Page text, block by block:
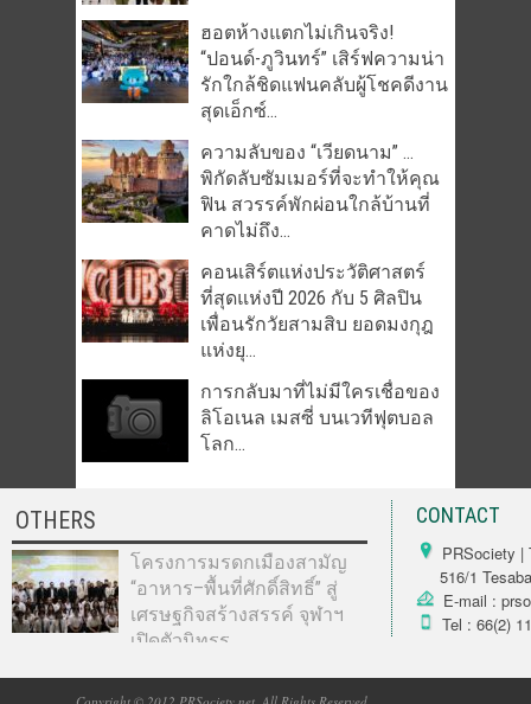
ฮอตห้างแตกไม่เกินจริง!
“ปอนด์-ภูวินทร์” เสิร์ฟความน่า
รักใกล้ชิดแฟนคลับผู้โชคดีงาน
สุดเอ็กซ์...
ความลับของ “เวียดนาม” …
พิกัดลับซัมเมอร์ที่จะทำให้คุณ
ฟิน สวรรค์พักผ่อนใกล้บ้านที่
คาดไม่ถึง...
คอนเสิร์ตแห่งประวัติศาสตร์
ที่สุดแห่งปี 2026 กับ 5 ศิลปิน
เพื่อนรักวัยสามสิบ ยอดมงกุฎ
แห่งยุ...
การกลับมาที่ไม่มีใครเชื่อของ
ลิโอเนล เมสซี่ บนเวทีฟุตบอล
โลก...
OTHERS
โครงการมรดกเมืองสามัญ
“อาหาร–พื้นที่ศักดิ์สิทธิ์” สู่
เศรษฐกิจสร้างสรรค์ จุฬาฯ
เปิดตัวนิทรร...
CONTACT
PRSociety |
516/1
E-mail :
Tel : 66(2)